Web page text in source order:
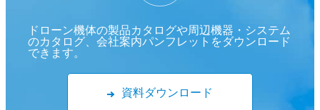
ドローン機体の製品カタログや周辺機器・システム
のカタログ、会社案内パンフレットをダウンロード
できます。
資料ダウンロード